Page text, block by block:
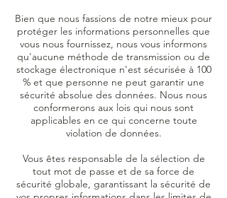
Bien que nous fassions de notre mieux pour
protéger les informations personnelles que
vous nous fournissez, nous vous informons
qu'aucune méthode de transmission ou de
stockage électronique n'est sécurisée à 100
% et que personne ne peut garantir une
sécurité absolue des données. Nous nous
conformerons aux lois qui nous sont
applicables en ce qui concerne toute
violation de données.
Vous êtes responsable de la sélection de
tout mot de passe et de sa force de
sécurité globale, garantissant la sécurité de